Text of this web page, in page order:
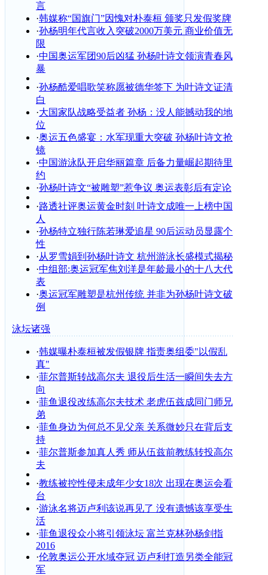
言
·韩媒称“国旗门”因愧对朴泰桓 颁奖只发假奖牌
·孙杨明年代言收入突破2000万美元 商业价值无
限
·中国奥运军团90后凶猛 孙杨叶诗文领演青春风
暴
·孙杨酷爱唱歌笑称愿被德华签下 为叶诗文证清
白
·大国家队战略受益者 孙杨：没人能撼动我的地
位
·奥运五色盛宴：水军现重大突破 孙杨叶诗文抢
镜
·中国游泳队开启华丽篇章 后备力量崛起期待里
约
·孙杨叶诗文“被雕塑”惹争议 奥运表彰后有定论
·路透社评奥运黄金时刻 叶诗文成唯一上榜中国
人
·孙杨特立独行陈若琳爱追星 90后运动员显露个
性
·从罗雪娟到孙杨叶诗文 杭州游泳长盛模式揭秘
·中组部:奥运冠军焦刘洋是年龄最小的十八大代
表
·奥运冠军雕塑是杭州传统 并非为孙杨叶诗文破
例
泳坛诸强
·韩媒曝朴泰桓被发假银牌 指责奥组委"以假乱
真"
·菲尔普斯转战高尔夫 退役后生活一瞬间失去方
向
·菲鱼退役改练高尔夫技术 老虎伍兹成同门师兄
弟
·菲鱼身边为何总不见父亲 关系微妙只在背后支
持
·菲尔普斯参加真人秀 师从伍兹前教练转投高尔
夫
·教练被控性侵未成年少女18次 出现在奥运会看
台
·游泳名将迈卢利该说再见了 没有遗憾该享受生
活
·菲鱼退役众小将引领泳坛 富兰克林孙杨剑指
2016
·伦敦奥运公开水域夺冠 迈卢利打造另类全能冠
军